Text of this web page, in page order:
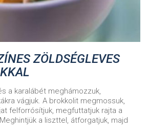
ZÖLDSÉGLEVES
a karalábét meghámozzuk,
vágjuk. A brokkolit megmossuk,
felforrósítjuk, megfuttatjuk rajta a
a liszttel, átforgatjuk, majd